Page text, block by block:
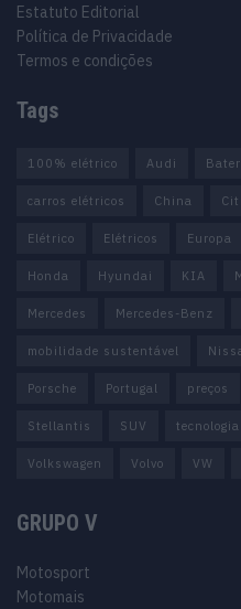
Estatuto Editorial
Política de Privacidade
Termos e condições
Tags
100% elétrico Audi
carros elétricos China
Elétrico Elétricos Europa
Honda Hyundai KIA
Mercedes Mercedes-Benz
mobilidade sustentável
Porsche Portugal preços
Stellantis SUV tecnologia
Volkswagen Volvo VW
GRUPO V
Motosport
Motomais